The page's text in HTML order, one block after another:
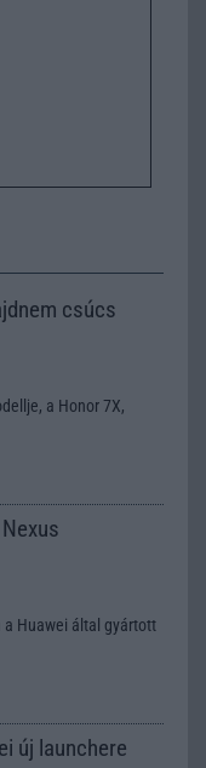
csúcs
a Honor 7X,
a Huawei által gyártott
új launchere